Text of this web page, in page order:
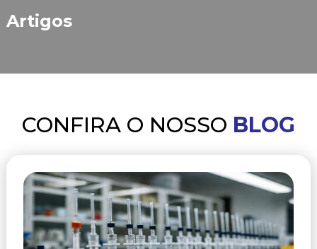
Artigos
CONFIRA O NOSSO BLOG